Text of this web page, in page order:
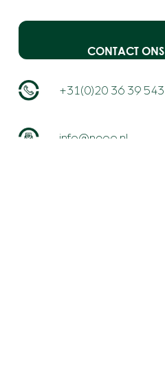
CONTACT ONS
+31(0)20 36 39 543
info@neoo.nl